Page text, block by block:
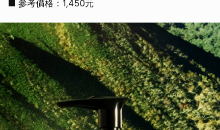
■ 參考價格：1,450元